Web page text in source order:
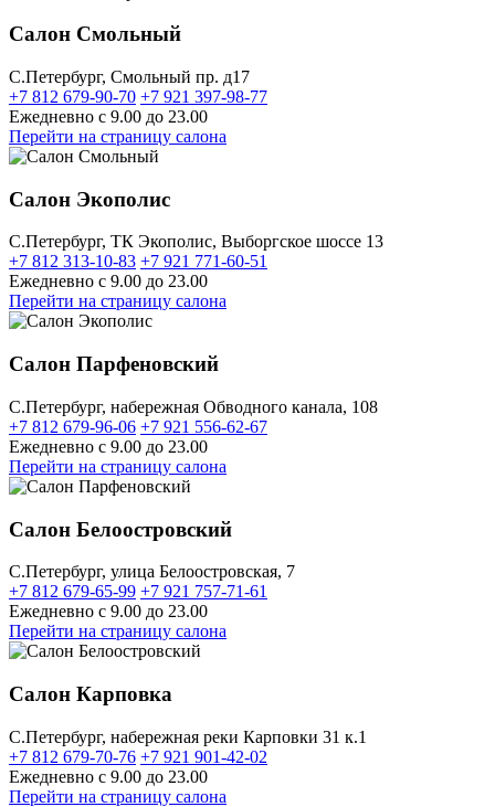
Салон Смольный
C.Петербург, Смольный пр. д17
+7 812 679-90-70 +7 921 397-98-77
Ежедневно с 9.00 до 23.00
Перейти на страницу салона
Салон Экополис
C.Петербург, ТК Экополис, Выборгское шоссе 13
+7 812 313-10-83 +7 921 771-60-51
Ежедневно с 9.00 до 23.00
Перейти на страницу салона
Салон Парфеновский
C.Петербург, набережная Обводного канала, 108
+7 812 679-96-06 +7 921 556-62-67
Ежедневно с 9.00 до 23.00
Перейти на страницу салона
Салон Белоостровский
C.Петербург, улица Белоостровская, 7
+7 812 679-65-99 +7 921 757-71-61
Ежедневно с 9.00 до 23.00
Перейти на страницу салона
Салон Карповка
C.Петербург, набережная реки Карповки 31 к.1
+7 812 679-70-76 +7 921 901-42-02
Ежедневно с 9.00 до 23.00
Перейти на страницу салона